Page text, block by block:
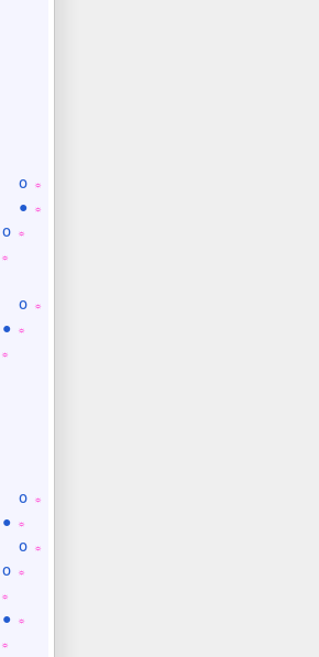
☼
o
☼
●
☼
o
☼
☼
o
☼
●
☼
☼
o
☼
●
☼
o
☼
o
☼
☼
●
☼